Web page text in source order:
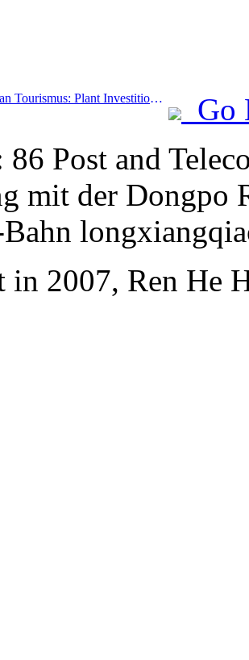
Prev:Huangshan Tourismus: Plant Investitionen in Höhe von 530 Millionen Yuan für Hotelrenovierungen
Go
86 Post and
mit der Dongpo
in 2007, Ren He